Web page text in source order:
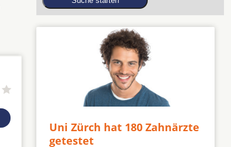
Uni Zürch hat 180 Zahnärzte
getestet